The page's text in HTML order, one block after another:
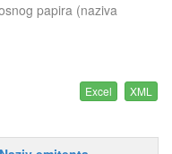
papira (naziva